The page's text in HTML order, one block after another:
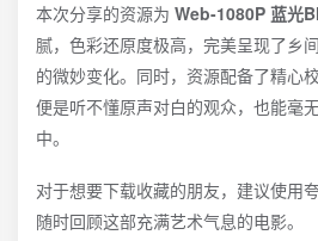
本次分享的资源为 Web-1080P 蓝光
腻，色彩还原度极高，完美呈现了乡
的微妙变化。同时，资源配备了精心
便是听不懂原声对白的观众，也能毫
中。
对于想要下载收藏的朋友，建议使用
随时回顾这部充满艺术气息的电影。